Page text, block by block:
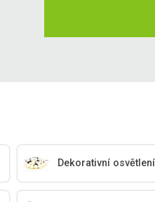
Dekorativní osvětlení